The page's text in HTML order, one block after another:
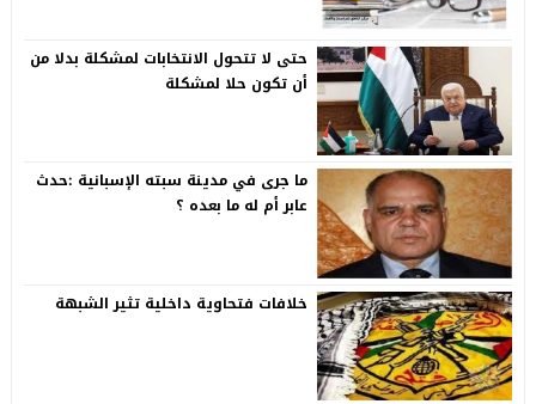
حتى لا تتحول الانتخابات لمشكلة بدلا من
أن تكون حلا لمشكلة
ما جرى في مدينة سبته الإسبانية :حدث
عابر أم له ما بعده ؟
خلافات فتحاوية داخلية تثير الشبهة